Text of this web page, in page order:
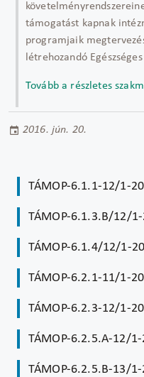
támogatást kapnak
programjaik
létrehozandó
Tovább a részletes
2016. jún. 20.
TÁMOP-6.1.1-12/1-
TÁMOP-6.1.3.B/12/
TÁMOP-6.1.4/12/1-
TÁMOP-6.2.1-11/1-
TÁMOP-6.2.3-12/1-
TÁMOP-6.2.5.A-12/
TÁMOP-6.2.5.B-13/